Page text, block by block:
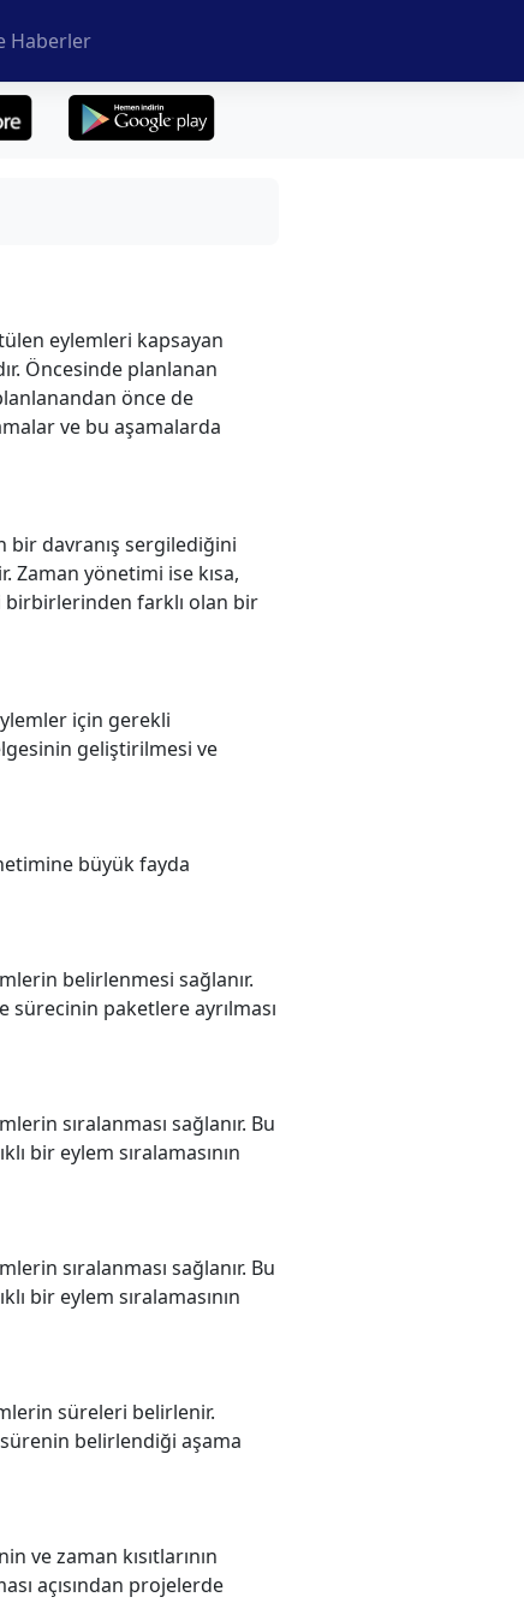
Haberler
eylemleri kapsayan
Öncesinde planlanan
önce de
ve bu aşamalarda
bir davranış sergilediğini
yönetimi ise kısa,
birbirlerinden farklı olan bir
için gerekli
geliştirilmesi ve
büyük fayda
belirlenmesi sağlanır.
sürecinin paketlere ayrılması
sıralanması sağlanır. Bu
bir eylem sıralamasının
sıralanması sağlanır. Bu
bir eylem sıralamasının
süreleri belirlenir.
belirlendiği aşama
ve zaman kısıtlarının
açısından projelerde